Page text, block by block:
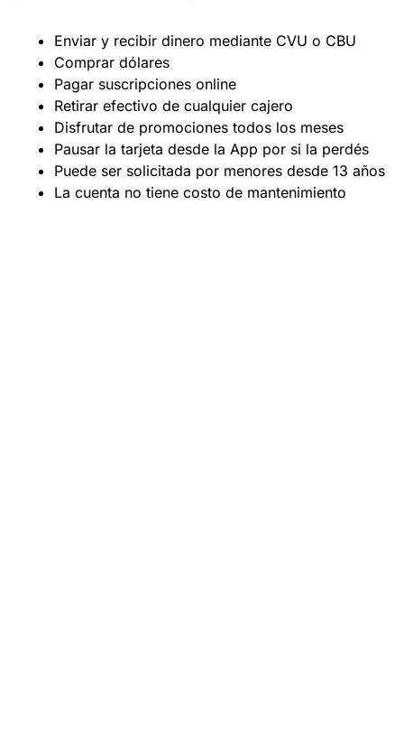
Enviar y recibir dinero mediante CVU o CBU
Comprar dólares
Pagar suscripciones online
Retirar efectivo de cualquier cajero
Disfrutar de promociones todos los meses
Pausar la tarjeta desde la App por si la perdés
Puede ser solicitada por menores desde 13 años
La cuenta no tiene costo de mantenimiento